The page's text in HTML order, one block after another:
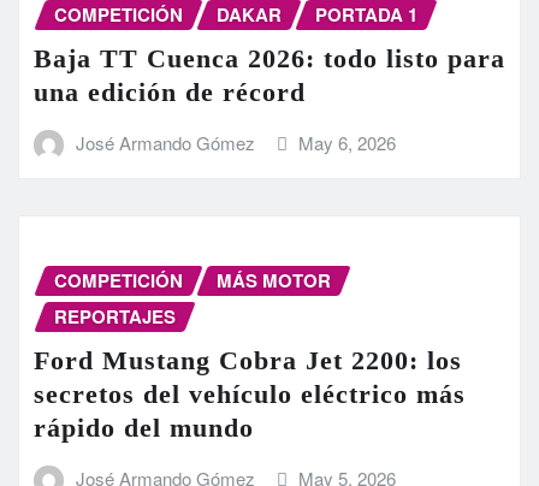
COMPETICIÓN DAKAR PORTADA 1
Baja TT Cuenca 2026: todo listo para
una edición de récord
José Armando Gómez May 6, 2026
COMPETICIÓN
MÁS MOTOR
REPORTAJES
Ford Mustang Cobra Jet 2200: los
secretos del vehículo eléctrico más
rápido del mundo
José Armando Gómez May 5, 2026